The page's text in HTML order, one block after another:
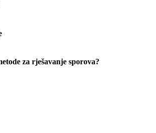
metode za rješavanje sporova?